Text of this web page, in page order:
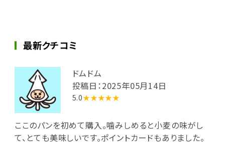
最新クチコミ
ドムドム
投稿日：2025年05月14日
5.0★★★★★
ここのパンを初めて購入。噛みしめると小麦の味がし
て、とても美味しいです。ポイントカードもありました。